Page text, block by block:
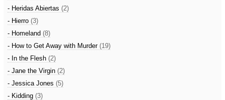
- Heridas Abiertas (2)
- Hierro (3)
- Homeland (8)
- How to Get Away with Murder (19)
- In the Flesh (2)
- Jane the Virgin (2)
- Jessica Jones (5)
- Kidding (3)